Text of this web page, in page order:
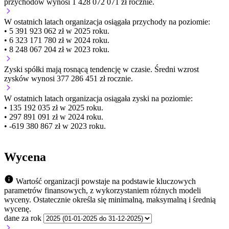
przychodów wynosi 1 428 072 071 zł rocznie.
W ostatnich latach organizacja osiągała przychody na poziomie:
• 5 391 923 062 zł w 2025 roku.
• 6 323 171 780 zł w 2024 roku.
• 8 248 067 204 zł w 2023 roku.
Zyski spółki mają rosnącą tendencję w czasie. Średni wzrost
zysków wynosi 377 286 451 zł rocznie.
W ostatnich latach organizacja osiągała zyski na poziomie:
• 135 192 035 zł w 2025 roku.
• 297 891 091 zł w 2024 roku.
• -619 380 867 zł w 2023 roku.
Wycena
Wartość organizacji powstaje na podstawie kluczowych
parametrów finansowych, z wykorzystaniem różnych modeli
wyceny. Ostatecznie określa się minimalną, maksymalną i średnią
wycenę.
dane za rok